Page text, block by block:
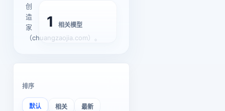
创
造
家
（chuangzaojia.com）。
1 相关模型
排序
默认 相关 最新